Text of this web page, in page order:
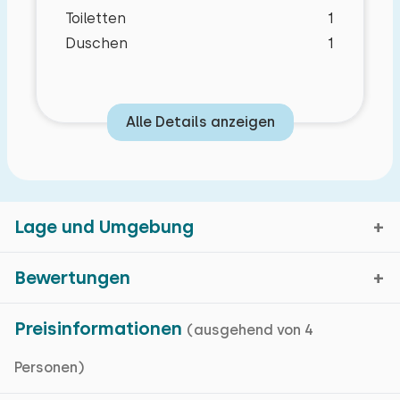
Preisinformationen (ausgehend von 4
Personen)
Grundlegende Merkmale
Einfamilienhaus
Wohnfläche: 135 m² m²
Internet
Schlafzimmer
Boden:
Toiletten
1
Duschen
1
Alle Details anzeigen
Lage und Umgebung
Westkapelle, Zeeland
Kartenanzeige
Bewertungen
8,9
Bewertung